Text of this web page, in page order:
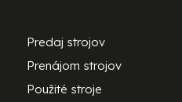
Predaj strojov
Prenájom strojov
Použité stroje